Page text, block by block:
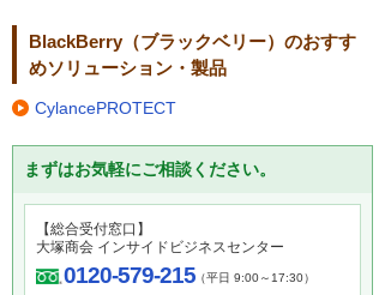
BlackBerry（ブラックベリー）のおすす
めソリューション・製品
CylancePROTECT
まずはお気軽にご相談ください。
【総合受付窓口】
大塚商会 インサイドビジネスセンター
0120-579-215（平日 9:00～17:30）